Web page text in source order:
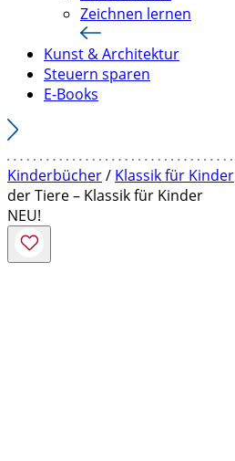
Zeichnen lernen
Kunst & Architektur
Steuern sparen
E-Books
Kinderbücher/ Klassik für Kinder
der Tiere – Klassik für Kinder
NEU!